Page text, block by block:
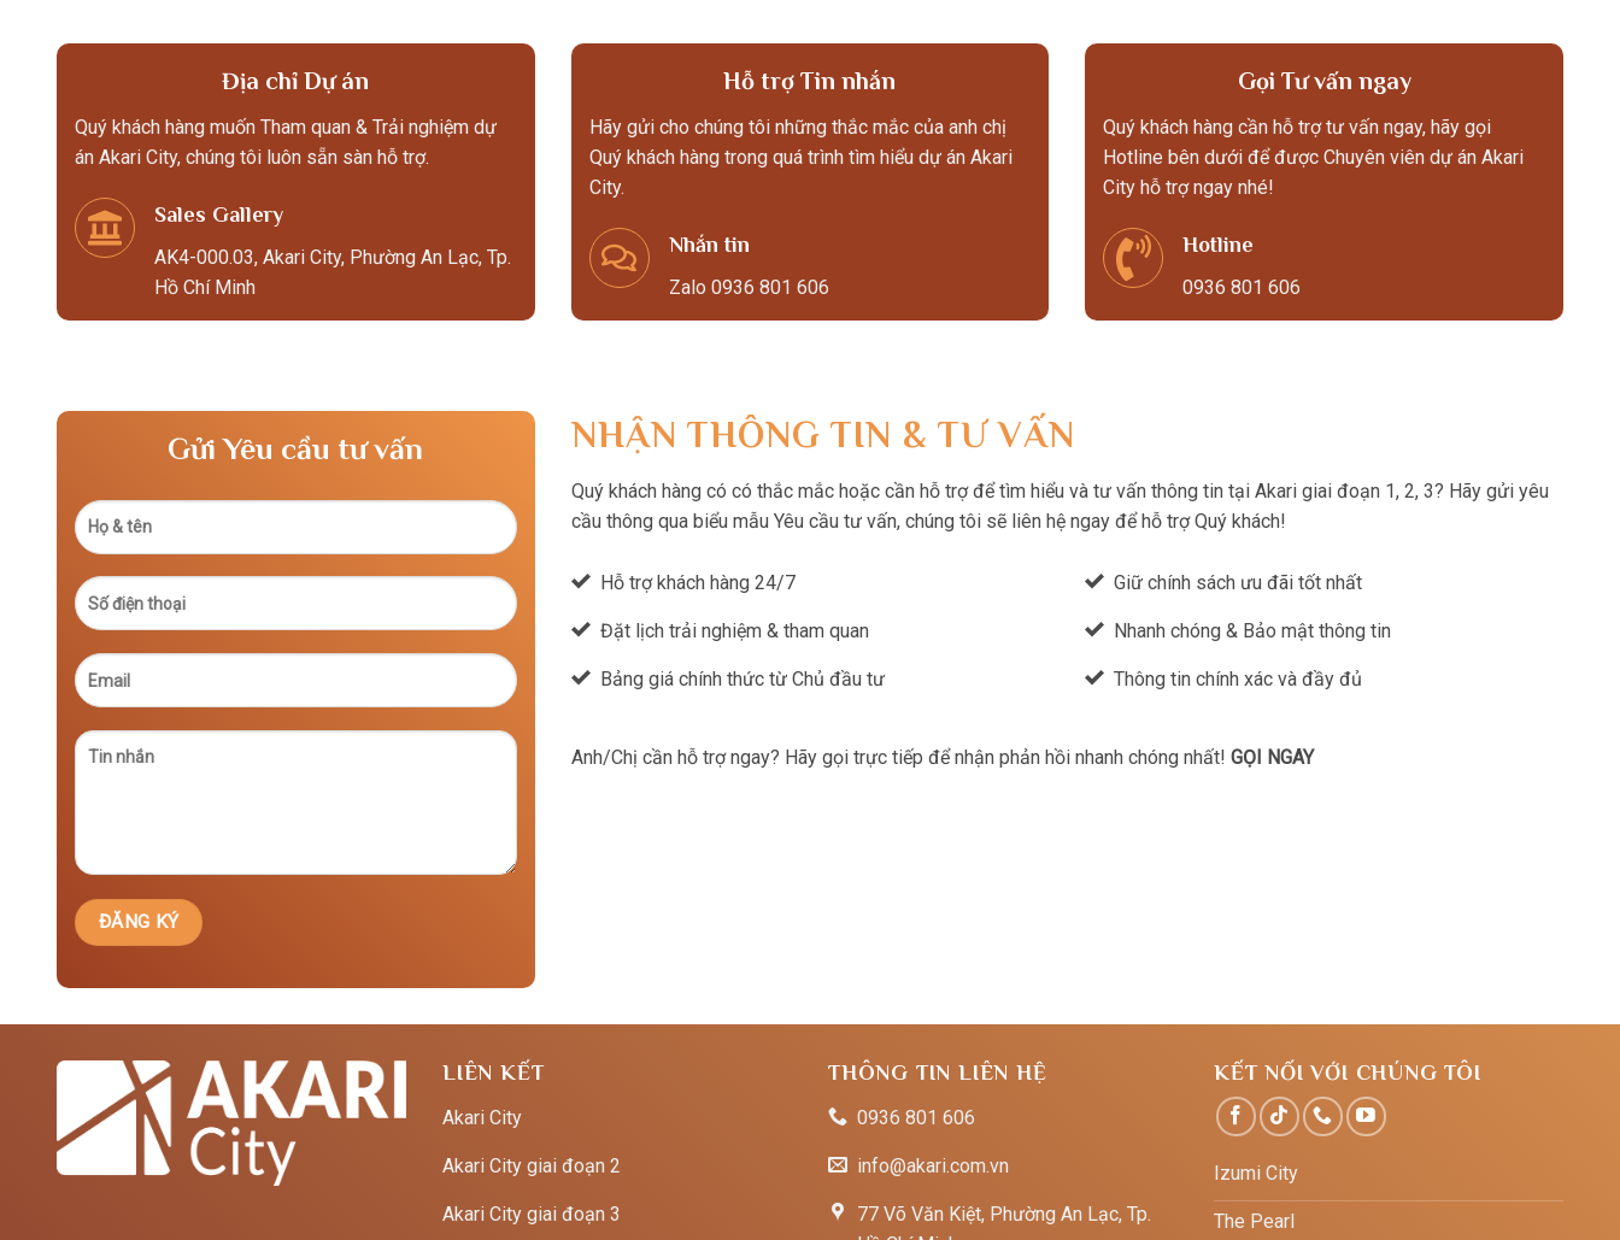
Địa chỉ Dự án
Quý khách hàng muốn Tham quan & Trải nghiệm dự
án Akari City, chúng tôi luôn sẵn sàn hỗ trợ.
Sales Gallery
AK4-000.03, Akari City, Phường An Lạc, Tp.
Hồ Chí Minh
Hỗ trợ Tin nhắn
Hãy gửi cho chúng tôi những thắc mắc của anh chị
Quý khách hàng trong quá trình tìm hiểu dự án Akari
City.
Nhắn tin
Zalo 0936 801 606
Gọi Tư vấn ngay
Quý khách hàng cần hỗ trợ tư vấn ngay, hãy gọi
Hotline bên dưới để được Chuyên viên dự án Akari
City hỗ trợ ngay nhé!
Hotline
0936 801 606
Gửi Yêu cầu tư vấn NHẬN THÔNG TIN & TƯ VẤN
Quý khách hàng có có thắc mắc hoặc cần hỗ trợ để tìm hiểu và tư vấn thông tin tại Akari giai đoạn 1, 2, 3? Hãy gửi yêu
cầu thông qua biểu mẫu Yêu cầu tư vấn, chúng tôi sẽ liên hệ ngay để hỗ trợ Quý khách!
Hỗ trợ khách hàng 24/7
Đặt lịch trải nghiệm & tham quan
Bảng giá chính thức từ Chủ đầu tư
Giữ chính sách ưu đãi tốt nhất
Nhanh chóng & Bảo mật thông tin
Thông tin chính xác và đầy đủ
Anh/Chị cần hỗ trợ ngay? Hãy gọi trực tiếp để nhận phản hồi nhanh chóng nhất! GỌI NGAY
LIÊN KẾT
Akari City
Akari City giai đoạn 2
Akari City giai đoạn 3
THÔNG TIN LIÊN HỆ
0936 801 606
info@akari.com.vn
77 Võ Văn Kiệt, Phường An Lạc, Tp.
KẾT NỐI VỚI CHÚNG TÔI
Izumi City
The Pearl